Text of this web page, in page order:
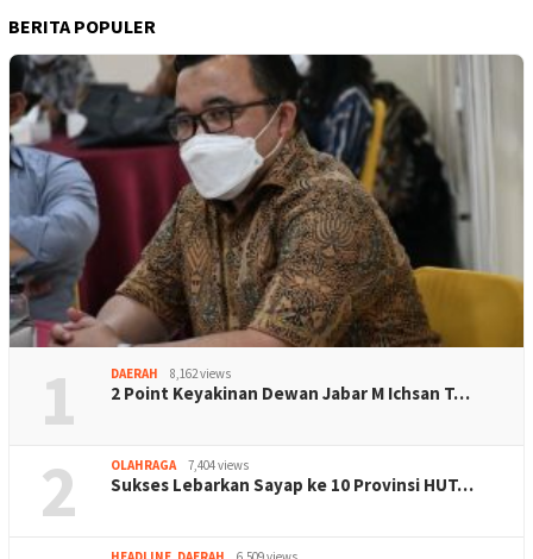
BERITA POPULER
1 DAERAH 8,162 views
2 Point Keyakinan Dewan Jabar M Ichsan T…
2 OLAHRAGA 7,404 views
Sukses Lebarkan Sayap ke 10 Provinsi HUT…